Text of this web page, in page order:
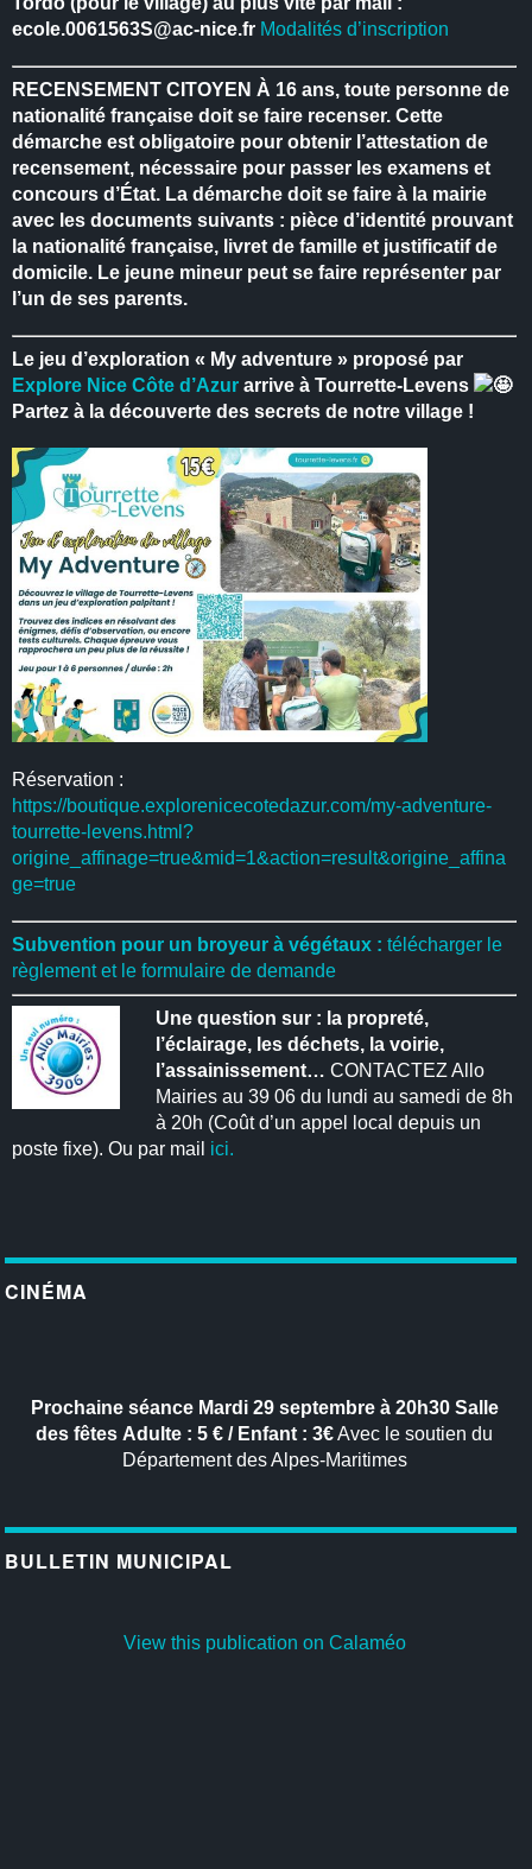
ecole.0061563S@ac-nice.fr Modalités d’inscription
RECENSEMENT CITOYEN À 16 ans, toute personne de
nationalité française doit se faire recenser. Cette
démarche est obligatoire pour obtenir l’attestation de
recensement, nécessaire pour passer les examens et
concours d’État. La démarche doit se faire à la mairie
avec les documents suivants : pièce d’identité prouvant
la nationalité française, livret de famille et justificatif de
domicile. Le jeune mineur peut se faire représenter par
l’un de ses parents.
Le jeu d’exploration « My adventure » proposé par
Explore Nice Côte d’Azur arrive à Tourrette-Levens
Partez à la découverte des secrets de notre village !
Réservation :
https://boutique.explorenicecotedazur.com/my-adventure-
tourrette-levens.html?
origine_affinage=true&mid=1&action=result&origine_affina
ge=true
Subvention pour un broyeur à végétaux : télécharger le
règlement et le formulaire de demande
Une question sur : la propreté,
l’éclairage, les déchets, la voirie,
l’assainissement… CONTACTEZ Allo
Mairies au 39 06 du lundi au samedi de 8h
à 20h (Coût d’un appel local depuis un
poste fixe). Ou par mail ici.
CINÉMA
Prochaine séanceMardi 29 septembre à 20h30 Salle
des fêtes Adulte : 5 € / Enfant : 3€Avec le soutien du
Département des Alpes-Maritimes
BULLETIN MUNICIPAL
View this publication on Calaméo